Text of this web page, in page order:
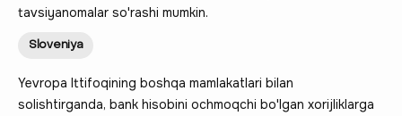
tavsiyanomalar so'rashi mumkin.
Sloveniya
Yevropa Ittifoqining boshqa mamlakatlari bilan
solishtirganda, bank hisobini ochmoqchi bo'lgan xorijliklarga